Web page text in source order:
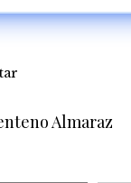
fundaciones con
Almaraz